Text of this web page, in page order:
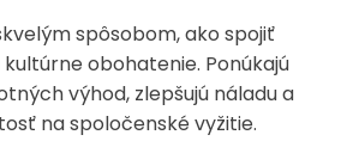
spôsobom, ako spojiť
obohatenie. Ponúkajú
výhod, zlepšujú náladu a
na spoločenské vyžitie.